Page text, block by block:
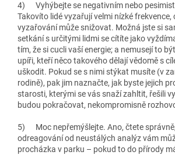
4) Vyhýbejte se negativním nebo
Takovíto lidé vyzařují velmi nízké frekvence,
vyzařování může snižovat. Možná jste si
setkání s určitými lidmi se cítíte jako
tím, že si cucli vaší energie; a nemusejí to
upíři, kteří něco takového dělají vědomě s
uškodit. Pokud se s nimi stýkat musíte (v
rodině), pak jim naznačte, jak byste jejich
starosti, kterými se vás snaží zahltit, řešili
budou pokračovat, nekompromisně
5) Moc nepřemýšlejte. Ano, čtete
odreagování od neustálých analýz vám
procházka v parku – pokud to do přírody